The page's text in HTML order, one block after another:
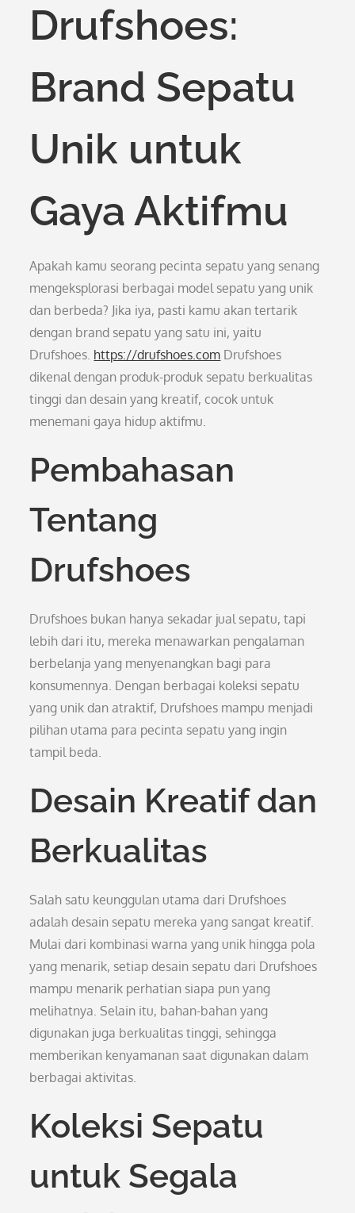
Drufshoes:
Brand Sepatu
Unik untuk
Gaya Aktifmu
Apakah kamu seorang pecinta sepatu yang senang
mengeksplorasi berbagai model sepatu yang unik
dan berbeda? Jika iya, pasti kamu akan tertarik
dengan brand sepatu yang satu ini, yaitu
Drufshoes. https://drufshoes.com Drufshoes
dikenal dengan produk-produk sepatu berkualitas
tinggi dan desain yang kreatif, cocok untuk
menemani gaya hidup aktifmu.
Pembahasan
Tentang
Drufshoes
Drufshoes bukan hanya sekadar jual sepatu, tapi
lebih dari itu, mereka menawarkan pengalaman
berbelanja yang menyenangkan bagi para
konsumennya. Dengan berbagai koleksi sepatu
yang unik dan atraktif, Drufshoes mampu menjadi
pilihan utama para pecinta sepatu yang ingin
tampil beda.
Desain Kreatif dan
Berkualitas
Salah satu keunggulan utama dari Drufshoes
adalah desain sepatu mereka yang sangat kreatif.
Mulai dari kombinasi warna yang unik hingga pola
yang menarik, setiap desain sepatu dari Drufshoes
mampu menarik perhatian siapa pun yang
melihatnya. Selain itu, bahan-bahan yang
digunakan juga berkualitas tinggi, sehingga
memberikan kenyamanan saat digunakan dalam
berbagai aktivitas.
Koleksi Sepatu
untuk Segala